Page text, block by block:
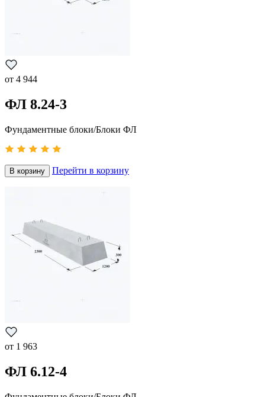
от 4 944
ФЛ 8.24-3
Фундаментные блоки/Блоки ФЛ
В корзину Перейти в корзину
от 1 963
ФЛ 6.12-4